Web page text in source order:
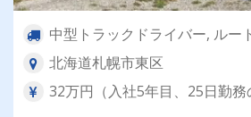
中型トラックドライバー, ルー
北海道札幌市東区
32万円（入社5年目、25日勤務